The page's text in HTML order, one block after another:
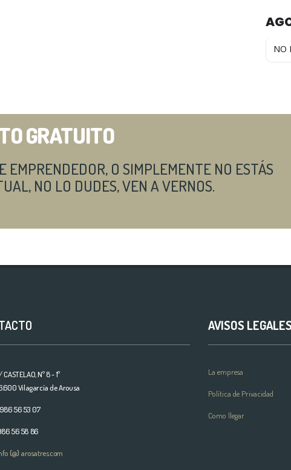
NO
GRATUITO
EMPRENDEDOR, O SIMPLEMENTE NO ESTÁS
NO LO DUDES, VEN A VERNOS.
CASTELAO, Nº 8 - 1º
Vilagarcía de Arousa
986 56 53 07
56 58 86
{@} arosatres.com
AVISOS LEGALES
La empresa
Política de Privacidad
Como llegar